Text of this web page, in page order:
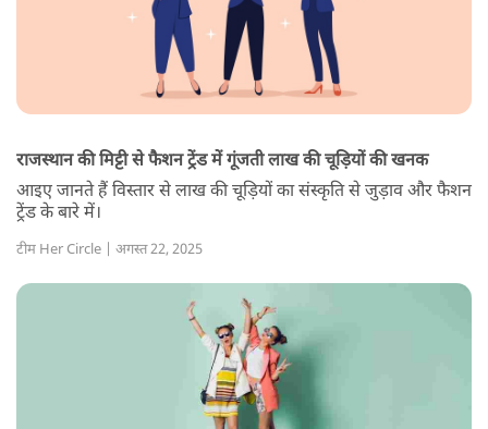
राजस्थान की मिट्टी से फैशन ट्रेंड में गूंजती लाख की चूड़ियों की खनक
आइए जानते हैं विस्तार से लाख की चूड़ियों का संस्कृति से जुड़ाव और फैशन
ट्रेंड के बारे में।
टीम Her Circle | अगस्त 22, 2025